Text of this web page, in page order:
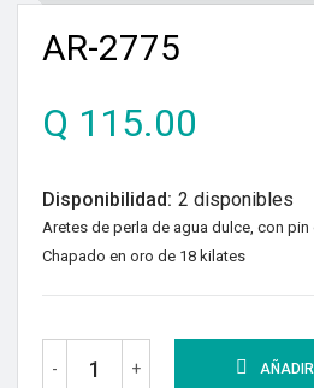
AR-2775
Q 115.00
Disponibilidad: 2 disponibles
Aretes de perla de agua dulce, con pin
Chapado en oro de 18 kilates
- +